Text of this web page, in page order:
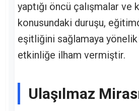
yaptığı öncü çalışmalar ve
konusundaki duruşu,
eşitliğini sağlamaya
etkinliğe ilham vermiştir.
Ulaşılmaz